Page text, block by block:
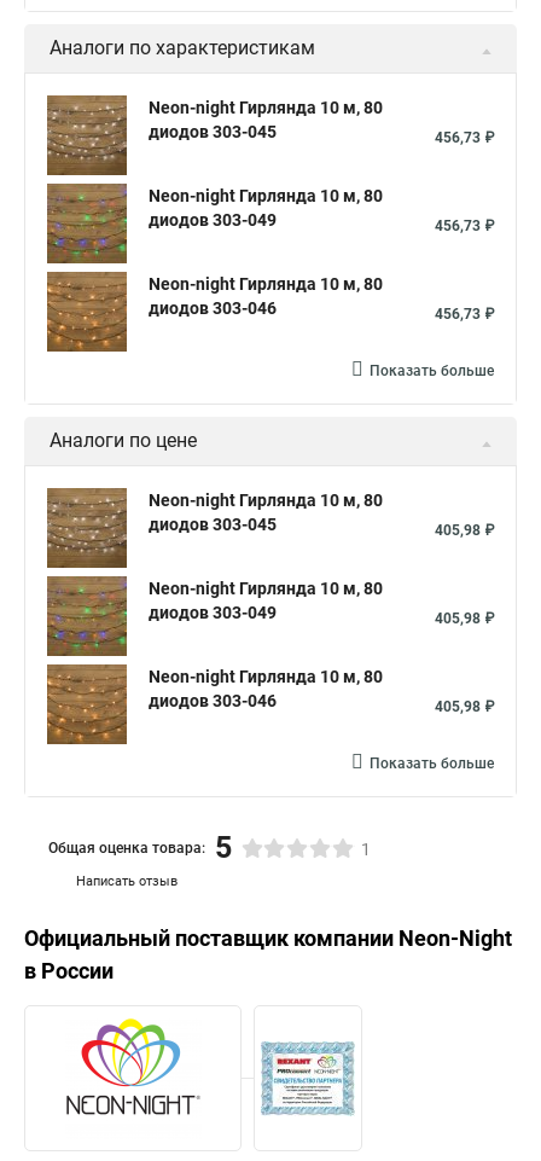
Аналоги по характеристикам
Neon-night Гирлянда 10 м, 80
диодов 303-045
456,73 ₽
Neon-night Гирлянда 10 м, 80
диодов 303-049
456,73 ₽
Neon-night Гирлянда 10 м, 80
диодов 303-046
456,73 ₽
Показать больше
Аналоги по цене
Neon-night Гирлянда 10 м, 80
диодов 303-045
405,98 ₽
Neon-night Гирлянда 10 м, 80
диодов 303-049
405,98 ₽
Neon-night Гирлянда 10 м, 80
диодов 303-046
405,98 ₽
Показать больше
Написать отзыв
Общая оценка товара: 5 1
Официальный поставщик компании Neon-Night
в России